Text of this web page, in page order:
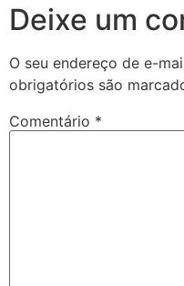
Deixe um
O seu endereço de e-
obrigatórios são
Comentário *